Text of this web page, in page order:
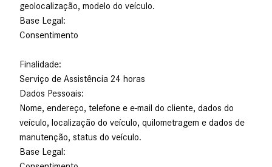
geolocalização, modelo do veículo.
Base Legal:
Consentimento
Finalidade:
Serviço de Assistência 24 horas
Dados Pessoais:
Nome, endereço, telefone e e-mail do cliente, dados do
veículo, localização do veículo, quilometragem e dados de
manutenção, status do veículo.
Base Legal: